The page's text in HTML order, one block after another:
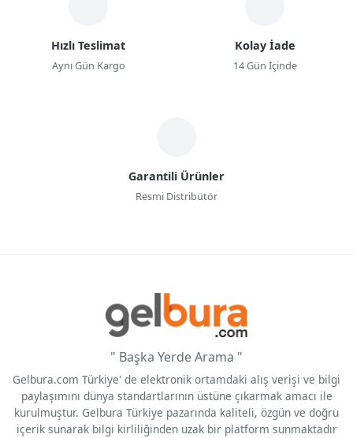
Hızlı Teslimat
Aynı Gün Kargo
Kolay İade
14 Gün İçinde
Garantili Ürünler
Resmi Distribütör
" Başka Yerde Arama "
Gelbura.com Türkiye' de elektronik ortamdaki alış verişi ve bilgi
paylaşımını dünya standartlarının üstüne çıkarmak amacı ile
kurulmuştur. Gelbura Türkiye pazarında kaliteli, özgün ve doğru
içerik sunarak bilgi kirliliğinden uzak bir platform sunmaktadır